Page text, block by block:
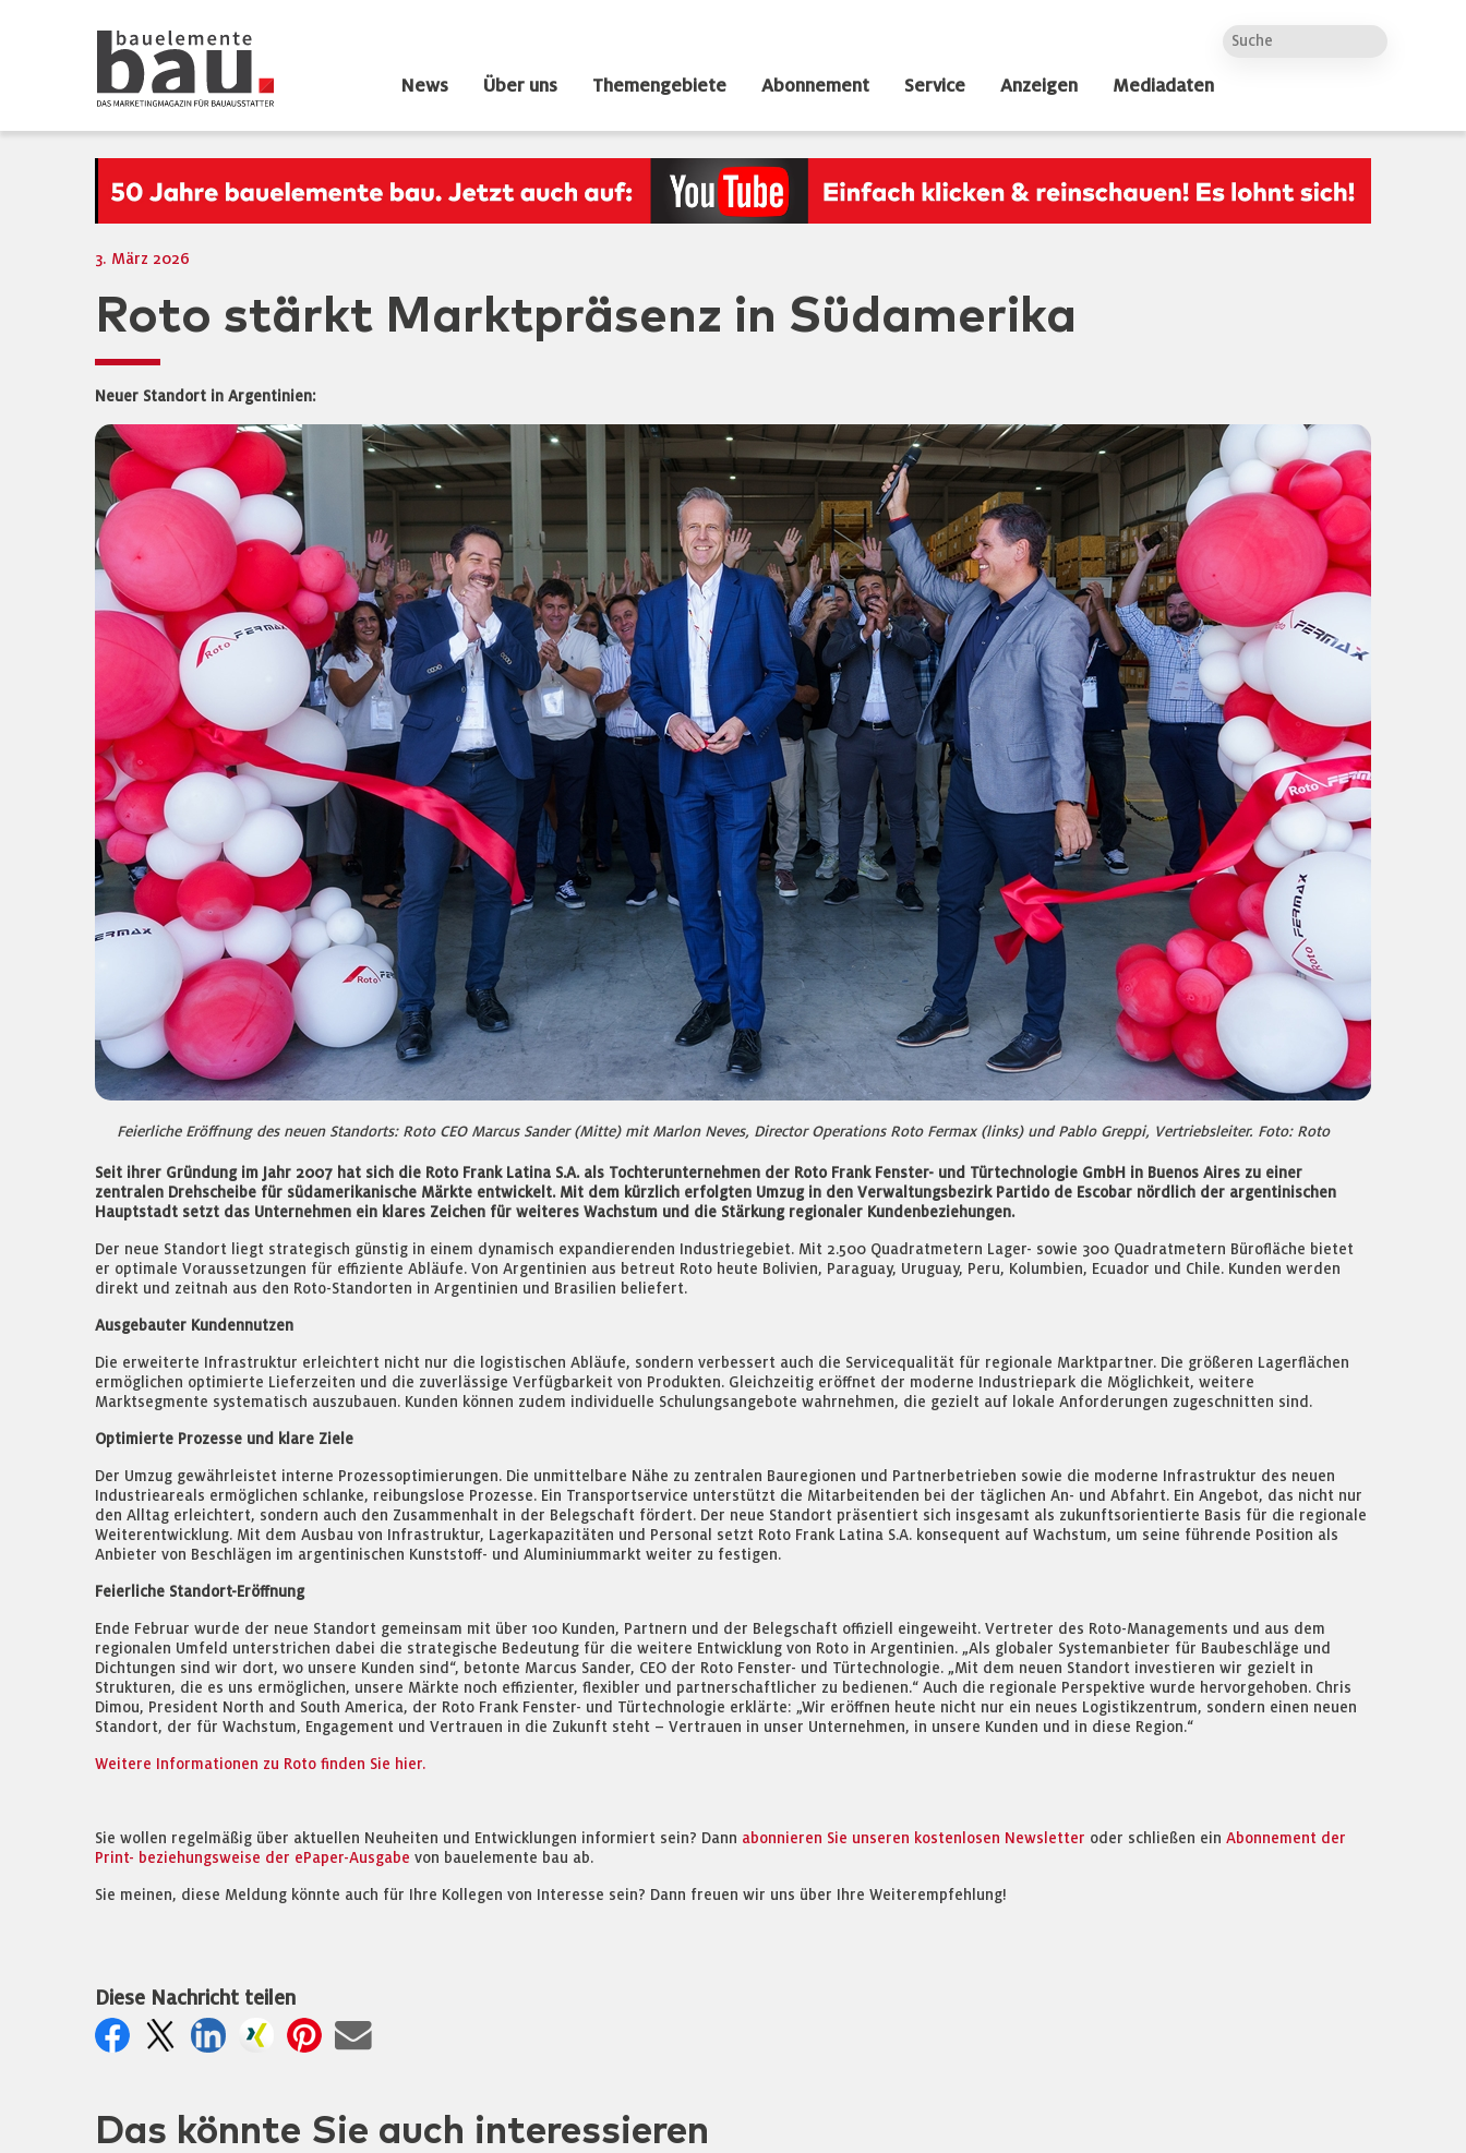
News Über uns Themengebiete Abonnement Service Anzeigen Mediadaten
3. März 2026
Roto stärkt Marktpräsenz in Südamerika
Neuer Standort in Argentinien:
Feierliche Eröffnung des neuen Standorts: Roto CEO Marcus Sander (Mitte) mit Marlon Neves, Director Operations Roto Fermax (links) und Pablo Greppi, Vertriebsleiter. Foto: Roto
Seit ihrer Gründung im Jahr 2007 hat sich die Roto Frank Latina S.A. als Tochterunternehmen der Roto Frank Fenster- und Türtechnologie GmbH in Buenos Aires zu einer
zentralen Drehscheibe für südamerikanische Märkte entwickelt. Mit dem kürzlich erfolgten Umzug in den Verwaltungsbezirk Partido de Escobar nördlich der argentinischen
Hauptstadt setzt das Unternehmen ein klares Zeichen für weiteres Wachstum und die Stärkung regionaler Kundenbeziehungen.
Der neue Standort liegt strategisch günstig in einem dynamisch expandierenden Industriegebiet. Mit 2.500 Quadratmetern Lager- sowie 300 Quadratmetern Bürofläche bietet
er optimale Voraussetzungen für effiziente Abläufe. Von Argentinien aus betreut Roto heute Bolivien, Paraguay, Uruguay, Peru, Kolumbien, Ecuador und Chile. Kunden werden
direkt und zeitnah aus den Roto-Standorten in Argentinien und Brasilien beliefert.
Ausgebauter Kundennutzen
Die erweiterte Infrastruktur erleichtert nicht nur die logistischen Abläufe, sondern verbessert auch die Servicequalität für regionale Marktpartner. Die größeren Lagerflächen
ermöglichen optimierte Lieferzeiten und die zuverlässige Verfügbarkeit von Produkten. Gleichzeitig eröffnet der moderne Industriepark die Möglichkeit, weitere
Marktsegmente systematisch auszubauen. Kunden können zudem individuelle Schulungsangebote wahrnehmen, die gezielt auf lokale Anforderungen zugeschnitten sind.
Optimierte Prozesse und klare Ziele
Der Umzug gewährleistet interne Prozessoptimierungen. Die unmittelbare Nähe zu zentralen Bauregionen und Partnerbetrieben sowie die moderne Infrastruktur des neuen
Industrieareals ermöglichen schlanke, reibungslose Prozesse. Ein Transportservice unterstützt die Mitarbeitenden bei der täglichen An- und Abfahrt. Ein Angebot, das nicht nur
den Alltag erleichtert, sondern auch den Zusammenhalt in der Belegschaft fördert. Der neue Standort präsentiert sich insgesamt als zukunftsorientierte Basis für die regionale
Weiterentwicklung. Mit dem Ausbau von Infrastruktur, Lagerkapazitäten und Personal setzt Roto Frank Latina S.A. konsequent auf Wachstum, um seine führende Position als
Anbieter von Beschlägen im argentinischen Kunststoff- und Aluminiummarkt weiter zu festigen.
Feierliche Standort-Eröffnung
Ende Februar wurde der neue Standort gemeinsam mit über 100 Kunden, Partnern und der Belegschaft offiziell eingeweiht. Vertreter des Roto-Managements und aus dem
regionalen Umfeld unterstrichen dabei die strategische Bedeutung für die weitere Entwicklung von Roto in Argentinien. „Als globaler Systemanbieter für Baubeschläge und
Dichtungen sind wir dort, wo unsere Kunden sind“, betonte Marcus Sander, CEO der Roto Fenster- und Türtechnologie. „Mit dem neuen Standort investieren wir gezielt in
Strukturen, die es uns ermöglichen, unsere Märkte noch effizienter, flexibler und partnerschaftlicher zu bedienen.“ Auch die regionale Perspektive wurde hervorgehoben. Chris
Dimou, President North and South America, der Roto Frank Fenster- und Türtechnologie erklärte: „Wir eröffnen heute nicht nur ein neues Logistikzentrum, sondern einen neuen
Standort, der für Wachstum, Engagement und Vertrauen in die Zukunft steht – Vertrauen in unser Unternehmen, in unsere Kunden und in diese Region.“
Weitere Informationen zu Roto finden Sie hier.
Sie wollen regelmäßig über aktuellen Neuheiten und Entwicklungen informiert sein? Dann abonnieren Sie unseren kostenlosen Newsletter oder schließen ein Abonnement der
Print- beziehungsweise der ePaper-Ausgabe von bauelemente bau ab.
Sie meinen, diese Meldung könnte auch für Ihre Kollegen von Interesse sein? Dann freuen wir uns über Ihre Weiterempfehlung!
Diese Nachricht teilen
Das könnte Sie auch interessieren